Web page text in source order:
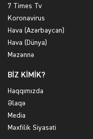
7 Times Tv
Koronavirus
Hava (Azərbaycan)
Hava (Dünya)
Məzənnə
BİZ KİMİK?
Haqqımızda
Əlaqə
Media
Məxfilik Siyasəti